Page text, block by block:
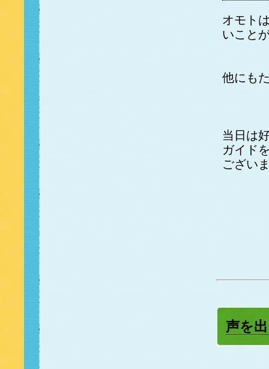
オモト
いこと
他にも
当日は
ガイド
ござい
声を